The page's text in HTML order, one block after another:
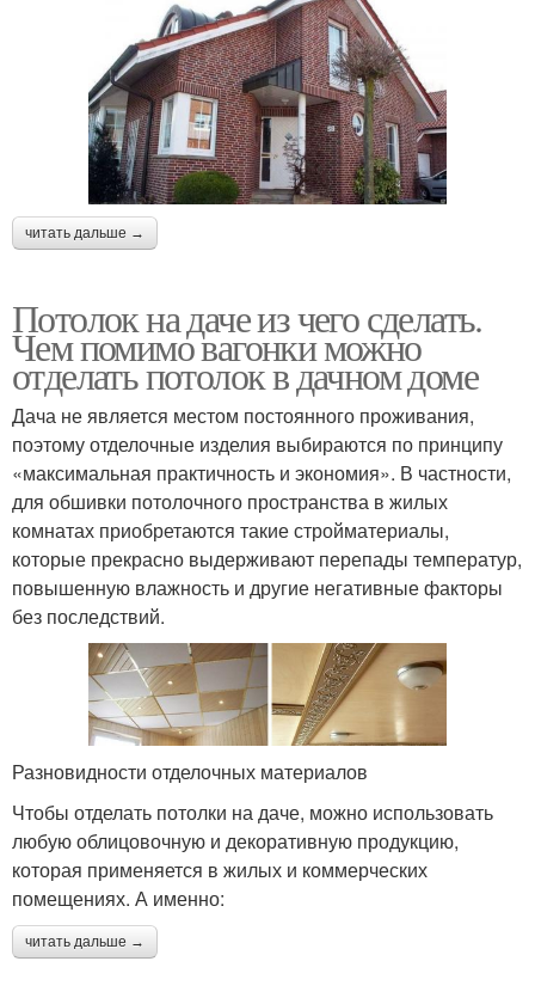
читать дальше →
Потолок на даче из чего сделать.
Чем помимо вагонки можно
отделать потолок в дачном доме
Дача не является местом постоянного проживания,
поэтому отделочные изделия выбираются по принципу
«максимальная практичность и экономия». В частности,
для обшивки потолочного пространства в жилых
комнатах приобретаются такие стройматериалы,
которые прекрасно выдерживают перепады температур,
повышенную влажность и другие негативные факторы
без последствий.
Разновидности отделочных материалов
Чтобы отделать потолки на даче, можно использовать
любую облицовочную и декоративную продукцию,
которая применяется в жилых и коммерческих
помещениях. А именно:
читать дальше →